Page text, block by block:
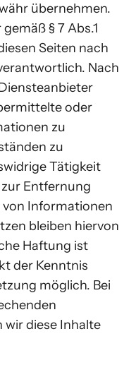
übernehmen.
§ 7 Abs.1
Seiten nach
Nach
oder
zu
zu
Tätigkeit
Entfernung
Informationen
bleiben hiervon
Haftung ist
der Kenntnis
möglich. Bei
wir diese Inhalte